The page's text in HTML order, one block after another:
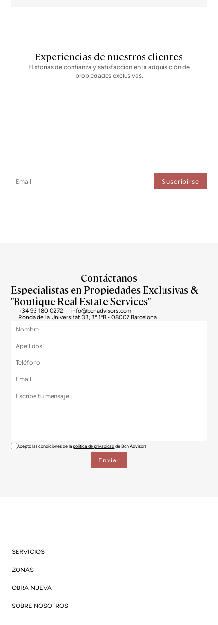
Experiencias de nuestros clientes
Historias de confianza y satisfacción en la adquisición de
propiedades exclusivas.
Contáctanos
Especialistas en Propiedades Exclusivas &
"Boutique Real Estate Services"
+34 93 180 0272
info@bcnadvisors.com
Ronda de la Universitat 33, 3º 1ªB - 08007 Barcelona
Acepto las condiciones de lapolítica de privacidadde Bcn Advisors
SERVICIOS
ZONAS
OBRA NUEVA
SOBRE NOSOTROS